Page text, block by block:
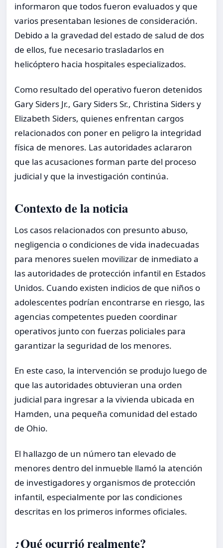
informaron que todos fueron evaluados y que
varios presentaban lesiones de consideración.
Debido a la gravedad del estado de salud de dos
de ellos, fue necesario trasladarlos en
helicóptero hacia hospitales especializados.
Como resultado del operativo fueron detenidos
Gary Siders Jr., Gary Siders Sr., Christina Siders y
Elizabeth Siders, quienes enfrentan cargos
relacionados con poner en peligro la integridad
física de menores. Las autoridades aclararon
que las acusaciones forman parte del proceso
judicial y que la investigación continúa.
Contexto de la noticia
Los casos relacionados con presunto abuso,
negligencia o condiciones de vida inadecuadas
para menores suelen movilizar de inmediato a
las autoridades de protección infantil en Estados
Unidos. Cuando existen indicios de que niños o
adolescentes podrían encontrarse en riesgo, las
agencias competentes pueden coordinar
operativos junto con fuerzas policiales para
garantizar la seguridad de los menores.
En este caso, la intervención se produjo luego de
que las autoridades obtuvieran una orden
judicial para ingresar a la vivienda ubicada en
Hamden, una pequeña comunidad del estado
de Ohio.
El hallazgo de un número tan elevado de
menores dentro del inmueble llamó la atención
de investigadores y organismos de protección
infantil, especialmente por las condiciones
descritas en los primeros informes oficiales.
¿Qué ocurrió realmente?